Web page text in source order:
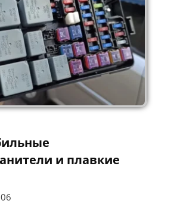
и плавкие